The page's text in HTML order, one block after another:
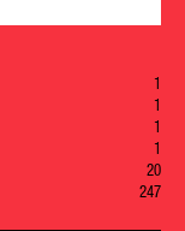
1
1
1
1
20
247